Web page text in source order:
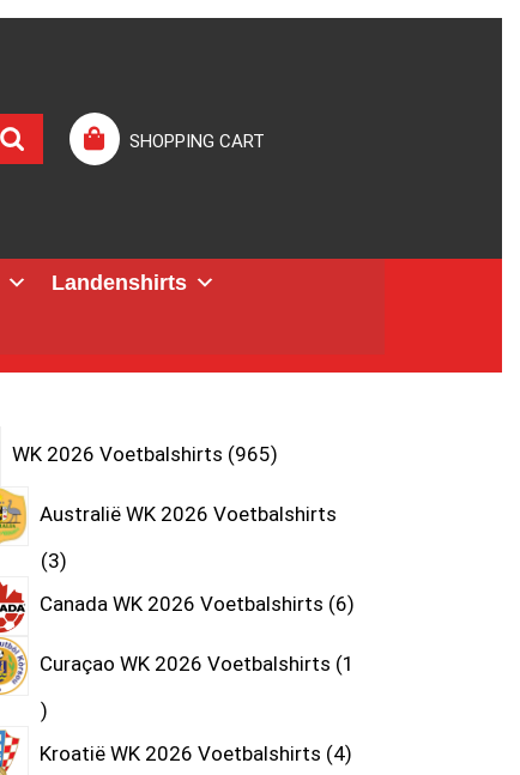
SHOPPING CART
Landenshirts
WK 2026 Voetbalshirts 965
Australië WK 2026 Voetbalshirts
3
Canada WK 2026 Voetbalshirts 6
Curaçao WK 2026 Voetbalshirts 1
Kroatië WK 2026 Voetbalshirts 4